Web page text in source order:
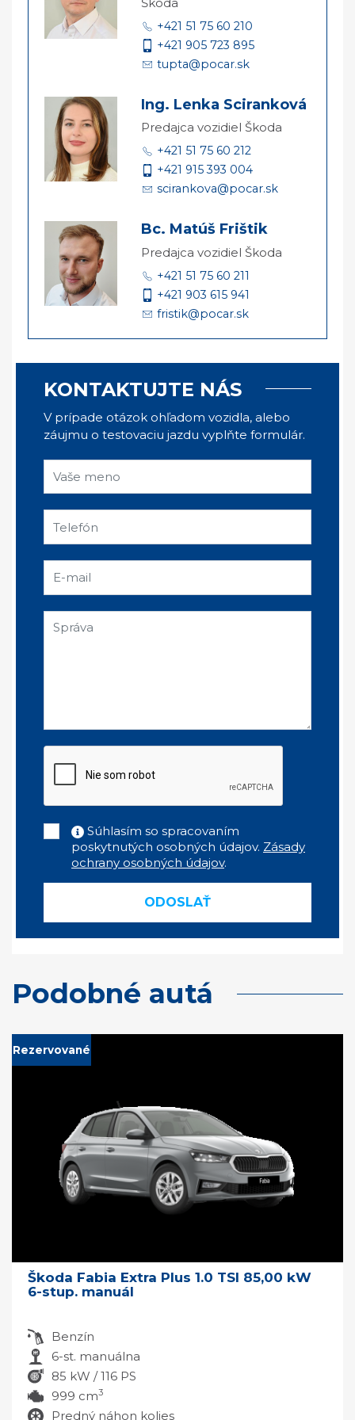
+421 51 75 60 210
+421 905 723 895
tupta@pocar.sk
Ing. Lenka Sciranková
Predajca vozidiel Škoda
+421 51 75 60 212
+421 915 393 004
scirankova@pocar.sk
Bc. Matúš Frištik
Predajca vozidiel Škoda
+421 51 75 60 211
+421 903 615 941
fristik@pocar.sk
KONTAKTUJTE NÁS
V prípade otázok ohľadom vozidla, alebo
záujmu o testovaciu jazdu vyplňte formulár.
Súhlasím so spracovaním
poskytnutých osobných údajov. Zásady
ochrany osobných údajov.
ODOSLAŤ
Podobné autá
Rezervované
Škoda Fabia Extra Plus 1.0 TSI 85,00 kW
6-stup. manuál
Benzín
6-st. manuálna
85 kW / 116 PS
999 cm3
Predný náhon kolies